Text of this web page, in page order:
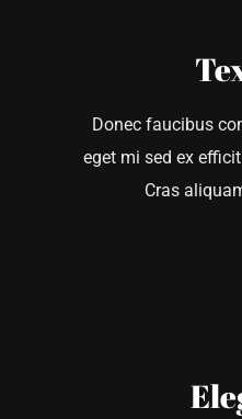
Donec faucibus
eget mi sed ex
Cras